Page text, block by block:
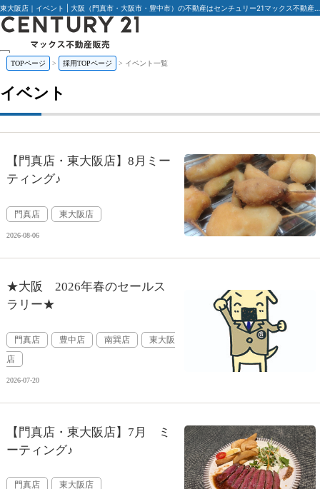
東大阪店｜イベント | 大阪（門真市・大阪市・豊中市）の不動産はセンチュリー21マックス不動産販売
私たちについて
人を知る
社内活動
キャリアパス
イベントブログ
TOPページ 採用TOPページ イベント一覧
イベント
【門真店・東大阪店】8月ミー
ティング♪
門真店 東大阪店
2026-08-06
★大阪 2026年春のセールス
ラリー★
門真店 豊中店 南巽店
東大阪
店
2026-07-20
【門真店・東大阪店】7月 ミ
ーティング♪
門真店 東大阪店